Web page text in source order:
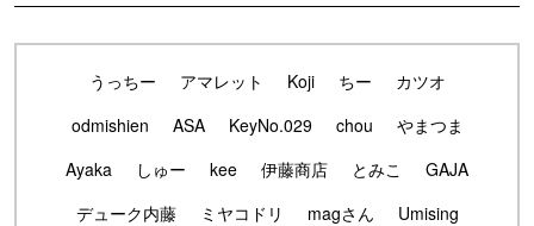
うっちー アマレット Koji ちー
カツオ
odmishien
ASA KeyNo.029 chou
やまつま
Ayaka
しゅー kee 伊藤商店 とみこ
GAJA
デューク内藤
ミヤコドリ magさん
Umising